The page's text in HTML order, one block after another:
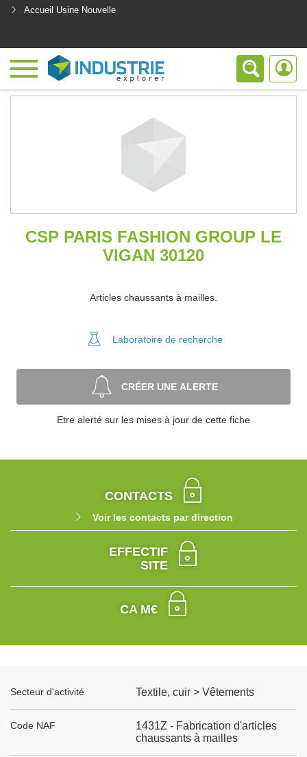
Accueil Usine Nouvelle
CSP PARIS FASHION GROUP LE
VIGAN 30120
Articles chaussants à mailles.
Laboratoire de recherche
CRÉER UNE ALERTE
Etre alerté sur les mises à jour de cette fiche
CONTACTS
Voir les contacts par direction
EFFECTIF
SITE
CA M€
Secteur d'activité Textile, cuir > Vêtements
Code NAF
1431Z - Fabrication d'articles
chaussants à mailles